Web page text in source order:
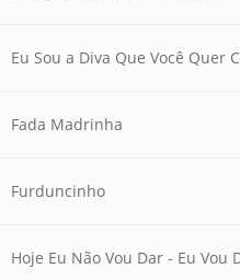
Eu Sou a Diva Que Você Quer
Fada Madrinha
Furduncinho
Hoje Eu Não Vou Dar - Eu Vou